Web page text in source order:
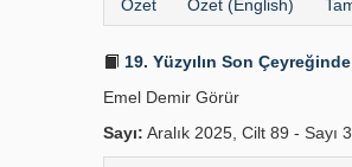
Özet Özet (English)
19. Yüzyılın Son
Emel Demir Görür
Sayı: Aralık 2025, Cilt 89 - Sayı